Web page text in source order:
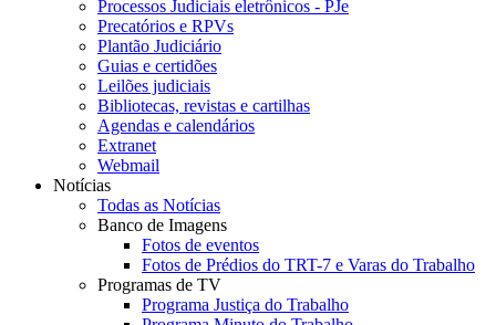
Processos Judiciais eletrônicos - PJe
Precatórios e RPVs
Plantão Judiciário
Guias e certidões
Leilões judiciais
Bibliotecas, revistas e cartilhas
Agendas e calendários
Extranet
Webmail
Notícias
Todas as Notícias
Banco de Imagens
Fotos de eventos
Fotos de Prédios do TRT-7 e Varas do Trabalho
Programas de TV
Programa Justiça do Trabalho